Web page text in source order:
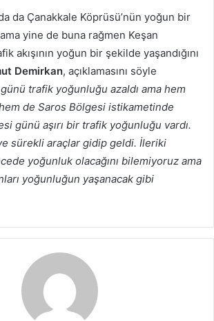
da Çanakkale Köprüsü’nün yoğun bir
yine de buna rağmen Keşan
akışının yoğun bir şekilde yaşandığını
Demirkan, açıklamasını söyle
günü trafik yoğunluğu azaldı ama hem
de Saros Bölgesi istikametinde
günü aşırı bir trafik yoğunluğu vardı.
sürekli araçlar gidip geldi. İleriki
yoğunluk olacağını bilemiyoruz ama
yoğunluğun yaşanacak gibi